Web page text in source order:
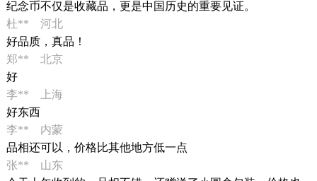
纪念币不仅是收藏品，更是中国历史的重要见证。
杜** 河北
好品质，真品！
郑** 北京
好
李** 上海
好东西
李** 内蒙
品相还可以，价格比其他地方低一点
张** 山东